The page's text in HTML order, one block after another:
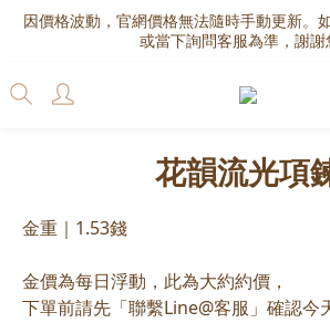
因價格波動，官網價格無法隨時手動更新。
或當下詢問客服為準，謝謝
花韻流光項
金重｜1.53錢
金價為每日浮動，此為大約約價，
下單前請先「聯繫Line@客服」確認今